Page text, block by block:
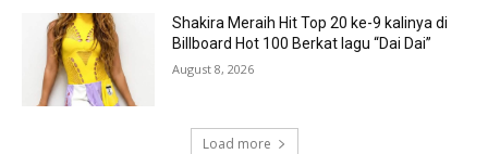
Shakira Meraih Hit Top 20 ke-9 kalinya di
Billboard Hot 100 Berkat lagu “Dai Dai”
August 8, 2026
Load more